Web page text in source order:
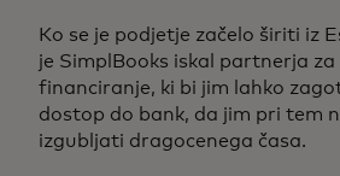
Ko se je podjetje začelo širiti iz
je SimplBooks iskal partnerja
financiranje, ki bi jim lahko
dostop do bank, da jim pri tem
izgubljati dragocenega časa.